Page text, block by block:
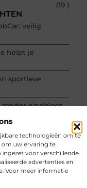
technologieën om te
om uw ervaring te
voor verschillende
advertenties en
Voor meer informatie
(19 )
veilig
helpt je
sportieve
eindeloos
verf